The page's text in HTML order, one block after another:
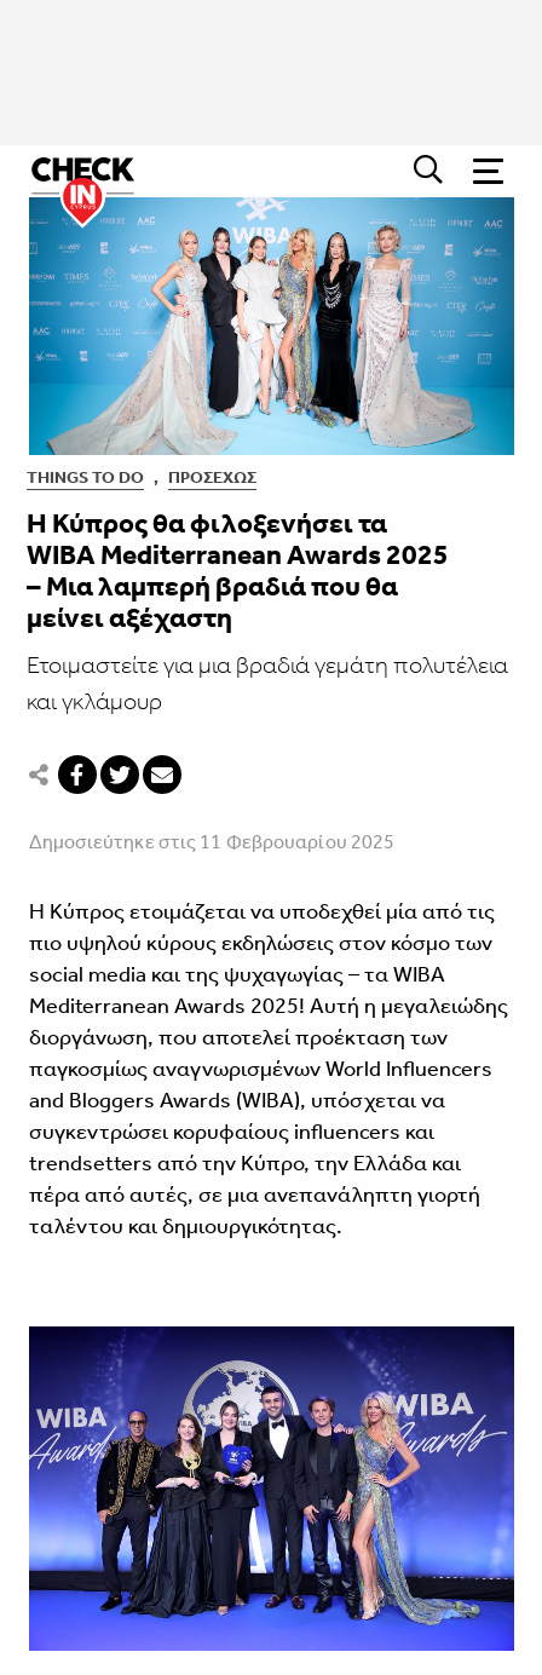
THINGS TO DO , ΠΡΟΣΕΧΏΣ
Η Κύπρος θα φιλοξενήσει τα
WIBA Mediterranean Awards 2025
– Μια λαμπερή βραδιά που θα
μείνει αξέχαστη
Ετοιμαστείτε για μια βραδιά γεμάτη πολυτέλεια
και γκλάμουρ
Δημοσιεύτηκε στις 11 Φεβρουαρίου 2025
Η Κύπρος ετοιμάζεται να υποδεχθεί μία από τις
πιο υψηλού κύρους εκδηλώσεις στον κόσμο των
social media και της ψυχαγωγίας – τα WIBA
Mediterranean Awards 2025! Αυτή η μεγαλειώδης
διοργάνωση, που αποτελεί προέκταση των
παγκοσμίως αναγνωρισμένων World Influencers
and Bloggers Awards (WIBA), υπόσχεται να
συγκεντρώσει κορυφαίους influencers και
trendsetters από την Κύπρο, την Ελλάδα και
πέρα από αυτές, σε μια ανεπανάληπτη γιορτή
ταλέντου και δημιουργικότητας.